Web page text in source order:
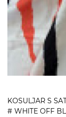
KOSULJAR S
# WHITE OFF